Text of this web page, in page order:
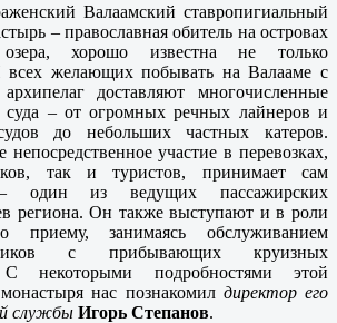
Валаамский ставропигиальный
– православнаяобитель на островах
озера, хорошо известна не только
желающих побывать на Валааме с
доставляют многочисленные
суда – от огромных речных лайнеров и
до небольших частных катеров.
участие в перевозках,
так и туристов, принимает сам
один из ведущих пассажирских
региона. Он также выступают и в роли
приему, занимаясь обслуживанием
с прибывающих круизных
С некоторыми подробностями этой
монастыря нас познакомил директор его
службы Игорь Степанов.